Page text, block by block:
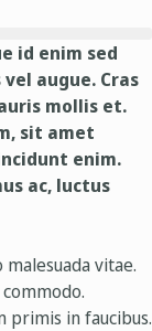
id enim sed
augue. Cras
mollis et.
sit amet
enim.
ac, luctus
vitae.
primis in faucibus.